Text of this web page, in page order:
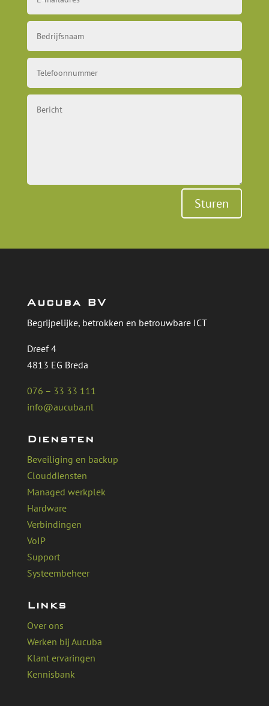
Sturen
Aucuba BV
Begrijpelijke, betrokken en betrouwbare ICT
Dreef 4
4813 EG Breda
076 – 33 33 111
info@aucuba.nl
Diensten
Beveiliging en backup
Clouddiensten
Managed werkplek
Hardware
Verbindingen
VoIP
Support
Systeembeheer
Links
Over ons
Werken bij Aucuba
Klant ervaringen
Kennisbank